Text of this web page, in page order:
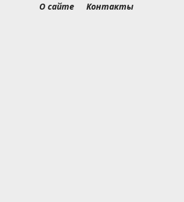
О сайте Контакты